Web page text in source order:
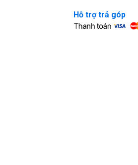
Hỗ trợ trả góp